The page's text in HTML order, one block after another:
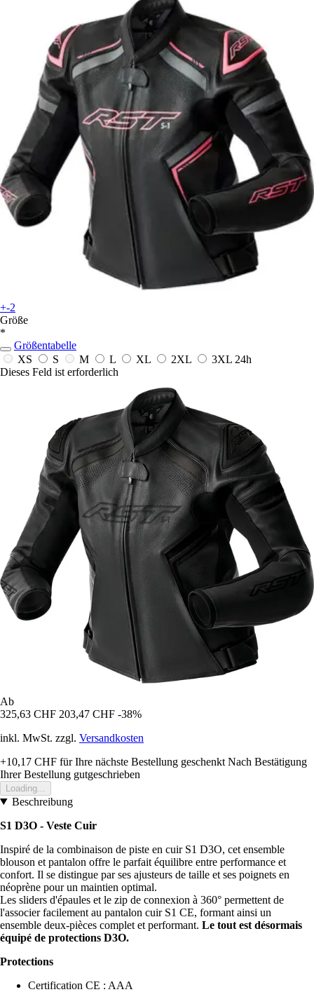
+-2
Größe
*
Größentabelle
XS
S M L XL 2XL 3XL 24h
Dieses Feld ist erforderlich
Ab
325,63 CHF 203,47 CHF -38%
inkl. MwSt. zzgl. Versandkosten
+10,17 CHF für Ihre nächste Bestellung geschenkt Nach Bestätigung
Ihrer Bestellung gutgeschrieben
Loading...
Beschreibung
S1 D3O - Veste Cuir
Inspiré de la combinaison de piste en cuir S1 D3O, cet ensemble
blouson et pantalon offre le parfait équilibre entre performance et
confort. Il se distingue par ses ajusteurs de taille et ses poignets en
néoprène pour un maintien optimal.
Les sliders d'épaules et le zip de connexion à 360° permettent de
l'associer facilement au pantalon cuir S1 CE, formant ainsi un
ensemble deux-pièces complet et performant. Le tout est désormais
équipé de protections D3O.
Protections
Certification CE : AAA